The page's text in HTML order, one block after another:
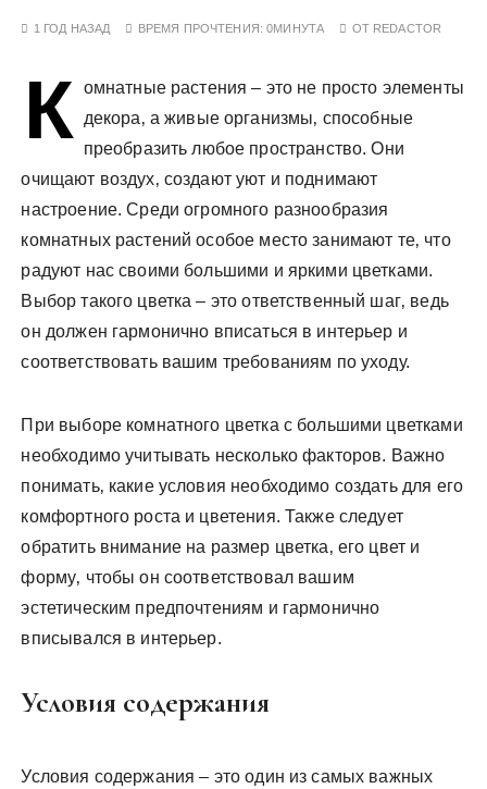
1 ГОД НАЗАД ВРЕМЯ ПРОЧТЕНИЯ:0МИНУТА ОТ REDACTOR
К омнатные растения – это не просто элементы
декора‚ а живые организмы‚ способные
преобразить любое пространство. Они
очищают воздух‚ создают уют и поднимают
настроение. Среди огромного разнообразия
комнатных растений особое место занимают те‚ что
радуют нас своими большими и яркими цветками.
Выбор такого цветка – это ответственный шаг‚ ведь
он должен гармонично вписаться в интерьер и
соответствовать вашим требованиям по уходу.
При выборе комнатного цветка с большими цветками
необходимо учитывать несколько факторов. Важно
понимать‚ какие условия необходимо создать для его
комфортного роста и цветения. Также следует
обратить внимание на размер цветка‚ его цвет и
форму‚ чтобы он соответствовал вашим
эстетическим предпочтениям и гармонично
вписывался в интерьер.
Условия содержания
Условия содержания – это один из самых важных